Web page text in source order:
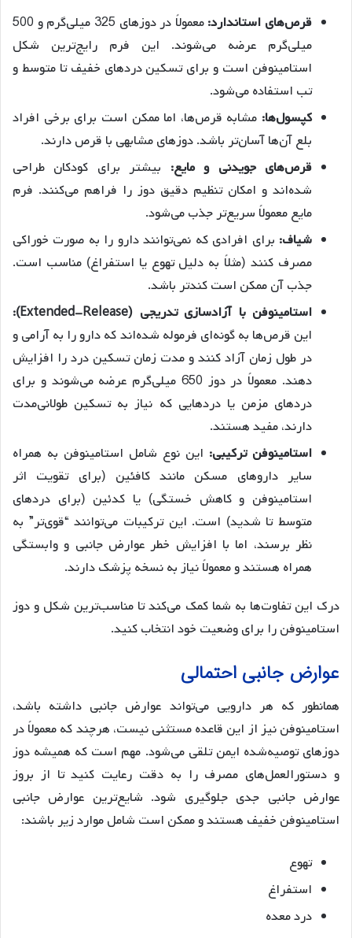
قرص‌های استاندارد:
معمولاً در دوزهای 325 میلی‌گرم و 500
میلی‌گرم عرضه می‌شوند. این فرم رایج‌ترین شکل
استامینوفن است و برای تسکین دردهای خفیف تا متوسط و
تب استفاده می‌شود.
کپسول‌ها: مشابه قرص‌ها، اما ممکن است برای برخی افراد
بلع آن‌ها آسان‌تر باشد. دوزهای مشابهی با قرص دارند.
قرص‌های جویدنی و مایع: بیشتر برای کودکان طراحی
شده‌اند و امکان تنظیم دقیق دوز را فراهم می‌کنند. فرم
مایع معمولاً سریع‌تر جذب می‌شود.
شیاف: برای افرادی که نمی‌توانند دارو را به صورت خوراکی
مصرف کنند (مثلاً به دلیل تهوع یا استفراغ) مناسب است.
جذب آن ممکن است کندتر باشد.
استامینوفن با آزادسازی تدریجی (Extended-Release):
این قرص‌ها به گونه‌ای فرموله شده‌اند که دارو را به آرامی و
در طول زمان آزاد کنند و مدت زمان تسکین درد را افزایش
دهند. معمولاً در دوز 650 میلی‌گرم عرضه می‌شوند و برای
دردهای مزمن یا دردهایی که نیاز به تسکین طولانی‌مدت
دارند، مفید هستند.
استامینوفن ترکیبی: این نوع شامل استامینوفن به همراه
سایر داروهای مسکن مانند کافئین (برای تقویت اثر
استامینوفن و کاهش خستگی) یا کدئین (برای دردهای
متوسط تا شدید) است. این ترکیبات می‌توانند “قوی‌تر” به
نظر برسند، اما با افزایش خطر عوارض جانبی و وابستگی
همراه هستند و معمولاً نیاز به نسخه پزشک دارند.
درک این تفاوت‌ها به شما کمک می‌کند تا مناسب‌ترین شکل و دوز
استامینوفن را برای وضعیت خود انتخاب کنید.
عوارض جانبی احتمالی
همانطور که هر دارویی می‌تواند عوارض جانبی داشته باشد،
استامینوفن نیز از این قاعده مستثنی نیست، هرچند که معمولاً در
دوزهای توصیه‌شده ایمن تلقی می‌شود. مهم است که همیشه دوز
و دستورالعمل‌های مصرف را به دقت رعایت کنید تا از بروز
عوارض جانبی جدی جلوگیری شود. شایع‌ترین عوارض جانبی
استامینوفن خفیف هستند و ممکن است شامل موارد زیر باشند:
تهوع
استفراغ
درد معده